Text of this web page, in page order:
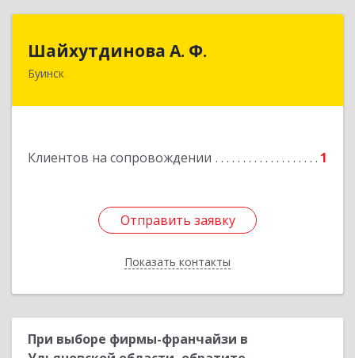
Шайхутдинова А. Ф.
Буинск
Клиентов на сопровождении 1
Отправить заявку
Показать контакты
Отправить заявку
Назад
При выборе фирмы-франчайзи в